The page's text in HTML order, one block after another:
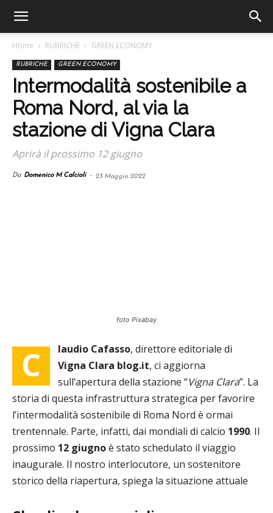
Home RUBRICHE GREEN ECONOMY
RUBRICHE GREEN ECONOMY
Intermodalità sostenibile a
Roma Nord, al via la
stazione di Vigna Clara
Aprirà il prossimo 12 giugno
Da Domenico M Calcioli - 23 Maggio 2022
foto Pixabay
C laudio Cafasso, direttore editoriale di
Vigna Clara blog.it, ci aggiorna
sull’apertura della stazione “Vigna Clara”. La
storia di questa infrastruttura strategica per favorire
l’intermodalità sostenibile di Roma Nord è ormai
trentennale. Parte, infatti, dai mondiali di calcio 1990. Il
prossimo 12 giugnoè stato schedulato il viaggio
inaugurale. Il nostro interlocutore, un sostenitore
storico della riapertura, spiega la situazione attuale